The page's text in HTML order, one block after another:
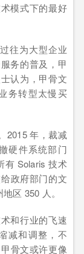
模式下的最好
往为大型企业
务的普及，甲
认为，甲骨文
务转型太慢买
2015 年，裁减
硬件系统部门
有 Solaris 技术
政府部门的文
区 350 人。
和行业的飞速
减和调整，不
骨文或许更像